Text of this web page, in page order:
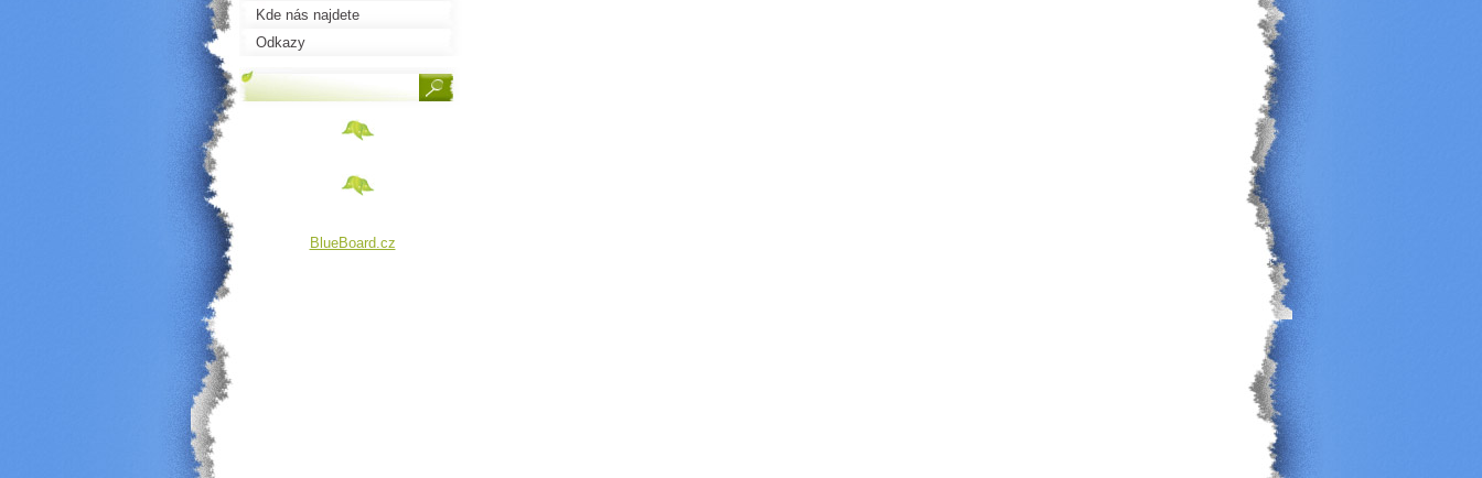
Kde nás najdete
Odkazy
BlueBoard.cz